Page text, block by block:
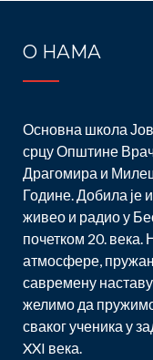
О НАМА
Основна школа
срцу Општине
Драгомира и
Године. Добила је
живео и радио у
почетком 20. века.
атмосфере,
савремену
желимо да пружимо
сваког ученика у
XXI века.